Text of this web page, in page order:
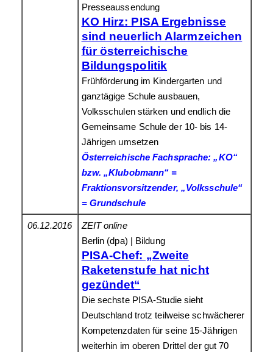
Presseaussendung
KO Hirz: PISA Ergebnisse
sind neuerlich Alarmzeichen
für österreichische
Bildungspolitik
Frühförderung im Kindergarten und
ganztägige Schule ausbauen,
Volksschulen stärken und endlich die
Gemeinsame Schule der 10- bis 14-
Jährigen umsetzen
Österreichische Fachsprache: „KO“
bzw. „Klubobmann“ =
Fraktionsvorsitzender, „Volksschule“
= Grundschule
06.12.2016
ZEIT online
Berlin (dpa) | Bildung
PISA-Chef: „Zweite
Raketenstufe hat nicht
gezündet“
Die sechste PISA-Studie sieht
Deutschland trotz teilweise schwächerer
Kompetenzdaten für seine 15-Jährigen
weiterhin im oberen Drittel der gut 70